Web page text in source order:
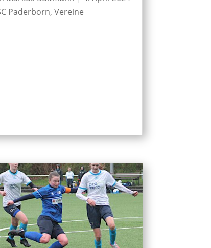
Paderborn, Vereine